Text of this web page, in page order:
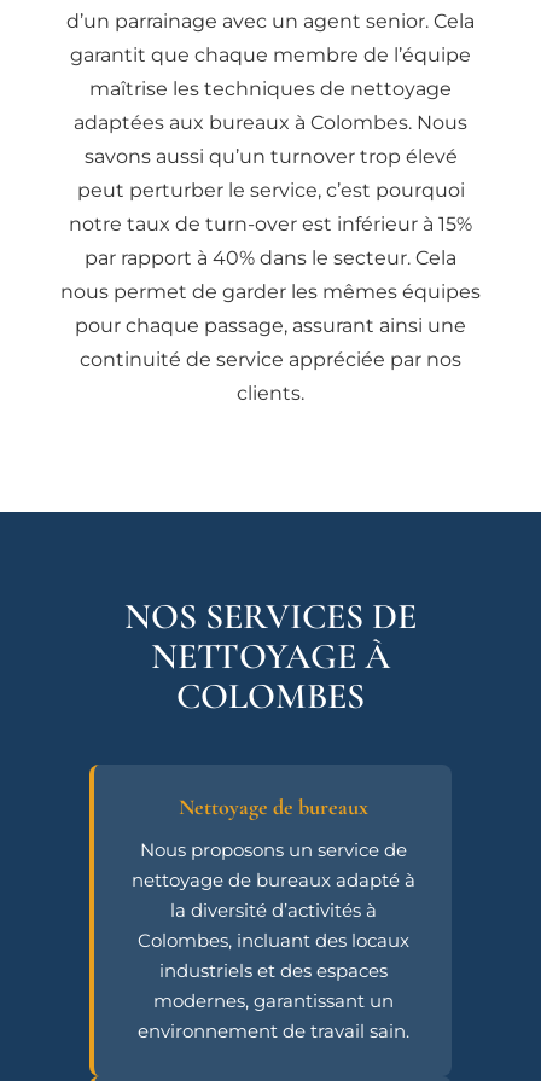
d’un parrainage avec un agent senior. Cela
garantit que chaque membre de l’équipe
maîtrise les techniques de nettoyage
adaptées aux bureaux à Colombes. Nous
savons aussi qu’un turnover trop élevé
peut perturber le service, c’est pourquoi
notre taux de turn-over est inférieur à 15%
par rapport à 40% dans le secteur. Cela
nous permet de garder les mêmes équipes
pour chaque passage, assurant ainsi une
continuité de service appréciée par nos
clients.
NOS SERVICES DE
NETTOYAGE À
COLOMBES
Nettoyage de bureaux
Nous proposons un service de
nettoyage de bureaux adapté à
la diversité d’activités à
Colombes, incluant des locaux
industriels et des espaces
modernes, garantissant un
environnement de travail sain.